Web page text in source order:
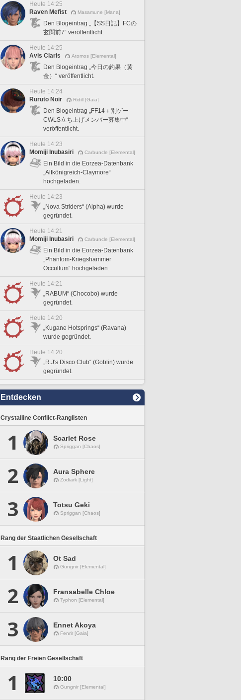
Heute 14:25
Raven Mefist
Masamune [Mana]
Den Blogeintrag „【SS日記】FCの
玄関前7“ veröffentlicht.
Heute 14:25
Avis Claris
Atomos [Elemental]
Den Blogeintrag „今日の釣果（黄
金）“ veröffentlicht.
Heute 14:24
Ruruto Noir
Ridill [Gaia]
Den Blogeintrag „FF14＋別ゲー
CWLS立ち上げメンバー募集中“
veröffentlicht.
Heute 14:23
Momiji Inubasiri
Carbuncle [Elemental]
Ein Bild in die Eorzea-Datenbank
„Altkönigreich-Claymore“
hochgeladen.
Heute 14:23
„Nova Striders“ (Alpha) wurde
gegründet.
Heute 14:21
Momiji Inubasiri
Carbuncle [Elemental]
Ein Bild in die Eorzea-Datenbank
„Phantom-Kriegshammer
Occultum“ hochgeladen.
Heute 14:21
„RABUM“ (Chocobo) wurde
gegründet.
Heute 14:20
„Kugane Hotsprings“ (Ravana)
wurde gegründet.
Heute 14:20
„R.J's Disco Club“ (Goblin) wurde
gegründet.
Entdecken
Crystalline Conflict-Ranglisten
1 Scarlet Rose
Spriggan [Chaos]
2 Aura Sphere
Zodiark [Light]
3 Totsu Geki
Spriggan [Chaos]
Rang der Staatlichen Gesellschaft
1 Ot Sad
Gungnir [Elemental]
2 Fransabelle Chloe
Typhon [Elemental]
3 Ennet Akoya
Fenrir [Gaia]
Rang der Freien Gesellschaft
1 10:00
Gungnir [Elemental]